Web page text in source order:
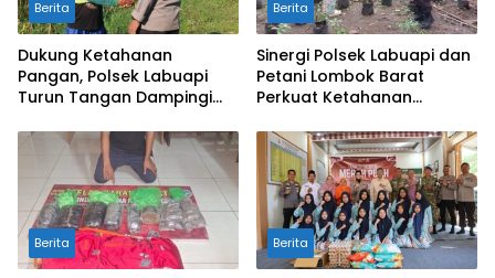
Berita
Dukung Ketahanan
Pangan, Polsek Labuapi
Turun Tangan Dampingi
Bongkot
Berita
Sinergi Polsek Labuapi dan
Petani Lombok Barat
Perkuat Ketahanan
Berita Berita